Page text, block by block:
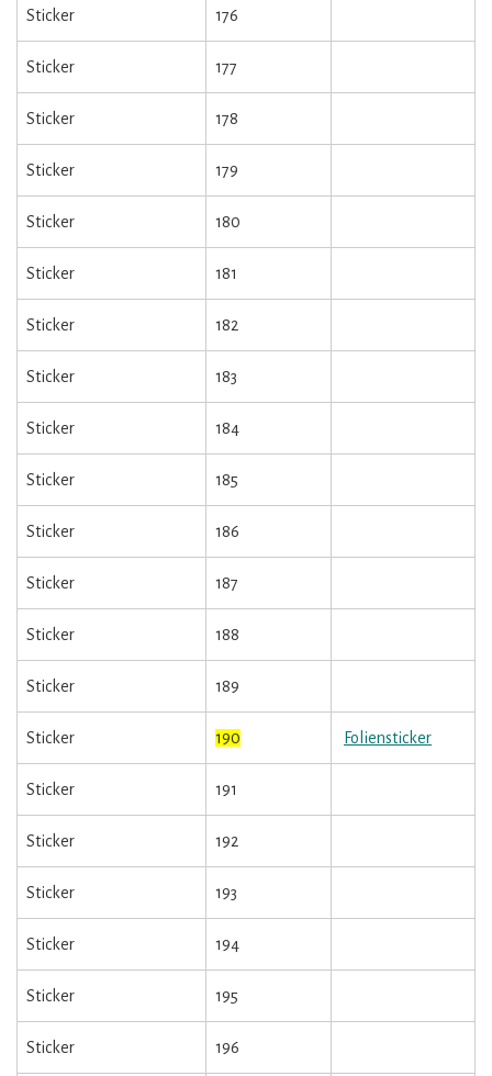
Sticker 176
Sticker 177
Sticker 178
Sticker 179
Sticker 180
Sticker 181
Sticker 182
Sticker 183
Sticker 184
Sticker 185
Sticker 186
Sticker 187
Sticker 188
Sticker 189
Sticker 190 Foliensticker
Sticker 191
Sticker 192
Sticker 193
Sticker 194
Sticker 195
Sticker 196